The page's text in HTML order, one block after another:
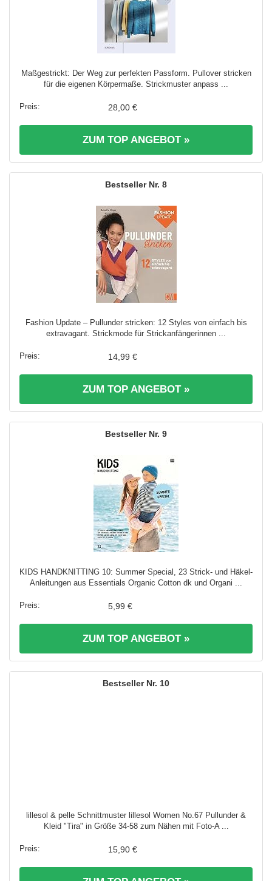
Maßgestrickt: Der Weg zur perfekten Passform. Pullover stricken
für die eigenen Körpermaße. Strickmuster anpass ...
28,00 €
ZUM TOP ANGEBOT »
8
Fashion Update – Pullunder stricken: 12 Styles von einfach bis
extravagant. Strickmode für Strickanfängerinnen ...
14,99 €
ZUM TOP ANGEBOT »
9
KIDS HANDKNITTING 10: Summer Special, 23 Strick- und Häkel-
Anleitungen aus Essentials Organic Cotton dk und Organi ...
5,99 €
ZUM TOP ANGEBOT »
10
lillesol & pelle Schnittmuster lillesol Women No.67 Pullunder &
15,90 €